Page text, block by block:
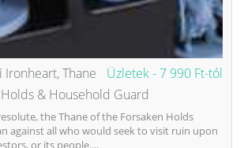
Üzletek -7 990 Ft-tól
Thane
& Household Guard
the Thane of the Forsaken Holds
against all who would seek to visit ruin upon
or its people....